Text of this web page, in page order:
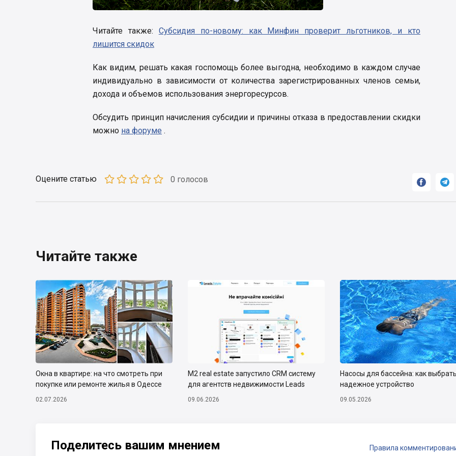
Читайте также: Субсидия по-новому: как Минфин проверит льготников, и кто
лишится скидок
Как видим, решать какая госпомощь более выгодна, необходимо в каждом случае
индивидуально в зависимости от количества зарегистрированных членов семьи,
дохода и объемов использования энергоресурсов.
Обсудить принцип начисления субсидии и причины отказа в предоставлении скидки
можно на форуме .
Оцените статью 0 голосов  
Читайте также
Окна в квартире: на что смотреть при
покупке или ремонте жилья в Одессе
02.07.2026
М2 real estate запустило CRM систему
для агентств недвижимости Leads
09.06.2026
Насосы для бассейна: как
надежное устройство
09.05.2026
Поделитесь вашим мнением Правила